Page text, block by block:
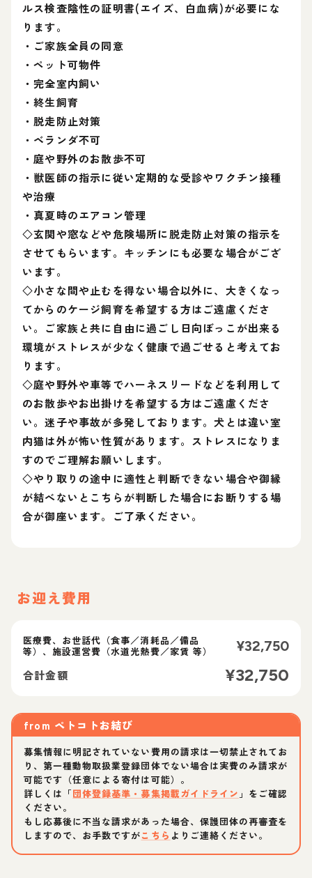
ルス検査陰性の証明書(エイズ、白血病)が必要にな
ります。
・ご家族全員の同意
・ペット可物件
・完全室内飼い
・終生飼育
・脱走防止対策
・ベランダ不可
・庭や野外のお散歩不可
・獣医師の指示に従い定期的な受診やワクチン接種
や治療
・真夏時のエアコン管理
◇玄関や窓などや危険場所に脱走防止対策の指示を
させてもらいます。キッチンにも必要な場合がござ
います。
◇小さな間や止むを得ない場合以外に、大きくなっ
てからのケージ飼育を希望する方はご遠慮くださ
い。ご家族と共に自由に過ごし日向ぼっこが出来る
環境がストレスが少なく健康で過ごせると考えてお
ります。
◇庭や野外や車等でハーネスリードなどを利用して
のお散歩やお出掛けを希望する方はご遠慮くださ
い。迷子や事故が多発しております。犬とは違い室
内猫は外が怖い性質があります。ストレスになりま
すのでご理解お願いします。
◇やり取りの途中に適性と判断できない場合や御縁
が結べないとこちらが判断した場合にお断りする場
合が御座います。ご了承ください。
お迎え費用
医療費、お世話代（食事／消耗品／備品
等）、施設運営費（水道光熱費／家賃 等）
¥32,750
合計金額 ¥32,750
from ペトコトお結び
募集情報に明記されていない費用の請求は一切禁止されてお
り、第一種動物取扱業登録団体でない場合は実費のみ請求が
可能です（任意による寄付は可能）。
詳しくは「団体登録基準・募集掲載ガイドライン 」をご確認
ください。
もし応募後に不当な請求があった場合、保護団体の再審査を
しますので、お手数ですがこちら よりご連絡ください。